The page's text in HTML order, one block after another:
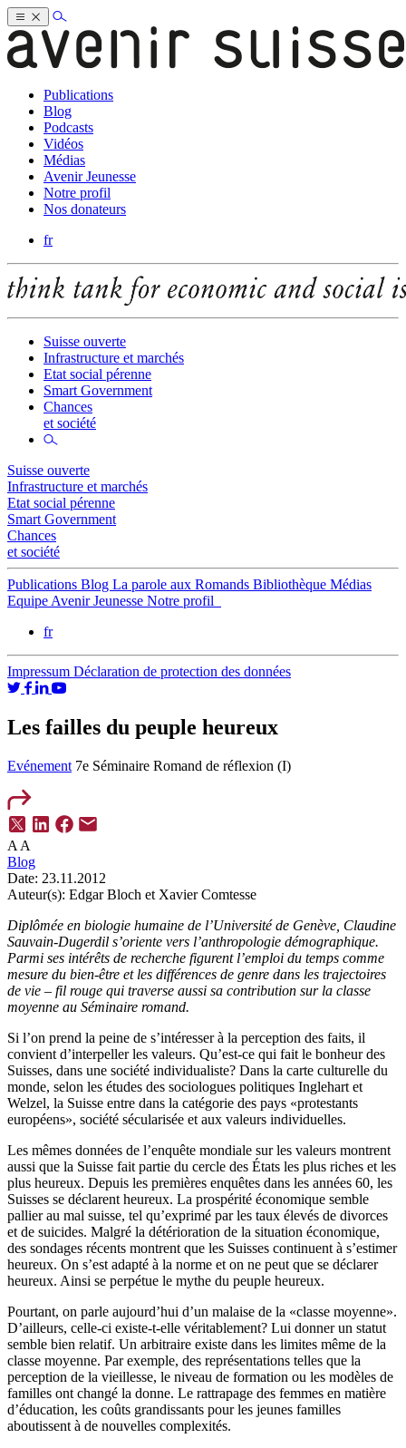
Publications
Blog
Podcasts
Vidéos
Médias
Avenir Jeunesse
Notre profil
Nos donateurs
fr
Suisse ouverte
Infrastructure et marchés
Etat social pérenne
Smart Government
Chances
et société
Suisse ouverte
Infrastructure et marchés
Etat social pérenne
Smart Government
Chances
et société
Publications Blog La parole aux Romands Bibliothèque Médias
Equipe Avenir Jeunesse Notre profil
fr
Impressum Déclaration de protection des données
Les failles du peuple heureux
Evénement 7e Séminaire Romand de réflexion (I)
A A
Blog
Date: 23.11.2012
Auteur(s): Edgar Bloch et Xavier Comtesse
Diplômée en biologie humaine de l’Université de Genève, Claudine
Sauvain-Dugerdil s’oriente vers l’anthropologie démographique.
Parmi ses intérêts de recherche figurent l’emploi du temps comme
mesure du bien-être et les différences de genre dans les trajectoires
de vie – fil rouge qui traverse aussi sa contribution sur la classe
moyenne au Séminaire romand.
Si l’on prend la peine de s’intéresser à la perception des faits, il
convient d’interpeller les valeurs. Qu’est-ce qui fait le bonheur des
Suisses, dans une société individualiste? Dans la carte culturelle du
monde, selon les études des sociologues politiques Inglehart et
Welzel, la Suisse entre dans la catégorie des pays «protestants
européens», société sécularisée et aux valeurs individuelles.
Les mêmes données de l’enquête mondiale sur les valeurs montrent
aussi que la Suisse fait partie du cercle des États les plus riches et les
plus heureux. Depuis les premières enquêtes dans les années 60, les
Suisses se déclarent heureux. La prospérité économique semble
pallier au mal suisse, tel qu’exprimé par les taux élevés de divorces
et de suicides. Malgré la détérioration de la situation économique,
des sondages récents montrent que les Suisses continuent à s’estimer
heureux. On s’est adapté à la norme et on ne peut que se déclarer
heureux. Ainsi se perpétue le mythe du peuple heureux.
Pourtant, on parle aujourd’hui d’un malaise de la «classe moyenne».
D’ailleurs, celle-ci existe-t-elle véritablement? Lui donner un statut
semble bien relatif. Un arbitraire existe dans les limites même de la
classe moyenne. Par exemple, des représentations telles que la
perception de la vieillesse, le niveau de formation ou les modèles de
familles ont changé la donne. Le rattrapage des femmes en matière
d’éducation, les coûts grandissants pour les jeunes familles
aboutissent à de nouvelles complexités.